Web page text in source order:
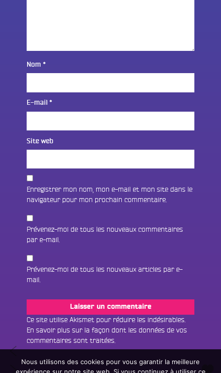
Nom *
E-mail *
Site web
Enregistrer mon nom, mon e-mail et mon site dans le
navigateur pour mon prochain commentaire.
Prévenez-moi de tous les nouveaux commentaires
par e-mail.
Prévenez-moi de tous les nouveaux articles par e-
mail.
Ce site utilise Akismet pour réduire les indésirables.
En savoir plus sur la façon dont les données de vos
commentaires sont traitées
Navigation
S05E19
Ronney
ABRAMSON
S05E21
Écouter le direct
Nous utilisons des cookies pour vous garantir la meilleure
expérience sur notre site web. Si vous continuez à utiliser ce